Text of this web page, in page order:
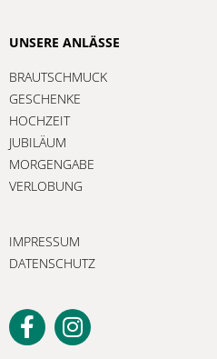
UNSERE ANLÄSSE
BRAUTSCHMUCK
GESCHENKE
HOCHZEIT
JUBILÄUM
MORGENGABE
VERLOBUNG
IMPRESSUM
DATENSCHUTZ